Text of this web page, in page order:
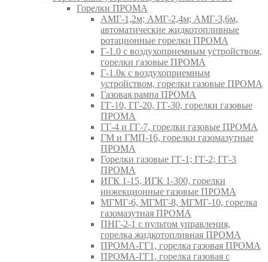
Горелки ПРОМА
АМГ-1,2м; АМГ-2,4м; АМГ-3,6м,
автоматические жидкотопливные
ротационные горелки ПРОМА
Г-1.0 с воздухоприемным устройством,
горелки газовые ПРОМА
Г-1.0к с воздухоприемным
устройством, горелки газовые ПРОМА
Газовая рампа ПРОМА
ГГ-10, ГГ-20, ГГ-30, горелки газовые
ПРОМА
ГГ-4 и ГГ-7, горелки газовые ПРОМА
ГМ и ГМП-16, горелки газомазутные
ПРОМА
Горелки газовые ГГ-1; ГГ-2; ГГ-3
ПРОМА
ИГК 1-15, ИГК 1-300, горелки
инжекционные газовые ПРОМА
МГМГ-6, МГМГ-8, МГМГ-10, горелка
газомазутная ПРОМА
ПНГ-2-1 с пультом управления,
горелка жидкотопливная ПРОМА
ПРОМА-ГГ1, горелка газовая ПРОМА
ПРОМА-ГГ1, горелка газовая с